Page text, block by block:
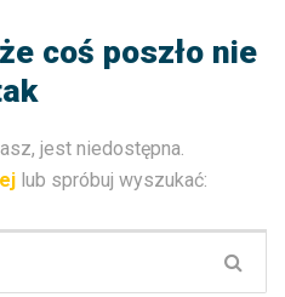
coś poszło nie
jest niedostępna.
lub spróbuj wyszukać: